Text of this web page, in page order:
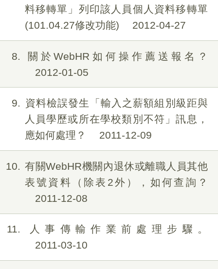
料移轉單」列印該人員個人資料移轉單
(101.04.27修改功能)
2012-04-27
8
關於WebHR如何操作薦送報名？
2012-01-05
9
資料檢誤發生「輸入之薪額組別級距與
人員學歷或所在學校類別不符」訊息，
應如何處理？
2011-12-09
10
有關WebHR機關內退休或離職人員其他
表號資料（除表2外），如何查詢？
2011-12-08
11
人事傳輸作業前處理步驟。
2011-03-10